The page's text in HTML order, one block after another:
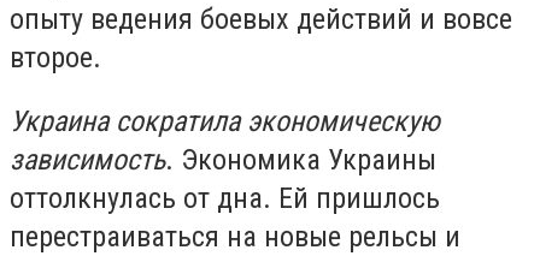
опыту ведения боевых действий и вовсе
второе.
Украина сократила экономическую
зависимость. Экономика Украины
оттолкнулась от дна. Ей пришлось
перестраиваться на новые рельсы и